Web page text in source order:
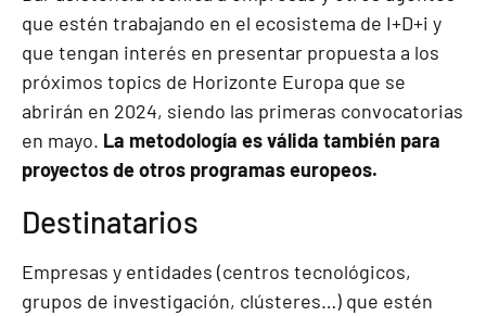
que estén trabajando en el ecosistema de I+D+i y
que tengan interés en presentar propuesta a los
próximos topics de Horizonte Europa que se
abrirán en 2024, siendo las primeras convocatorias
en mayo. La metodología es válida también para
proyectos de otros programas europeos.
Destinatarios
Empresas y entidades (centros tecnológicos,
grupos de investigación, clústeres…) que estén